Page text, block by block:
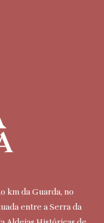
km da Guarda, no
entre a Serra da